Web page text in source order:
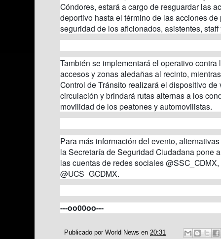
Cóndores, estará a cargo de resguardar las
deportivo hasta el término de las acciones
seguridad de los aficionados, asistentes,
También se implementará el operativo
accesos y zonas aledañas al recinto,
Control de Tránsito realizará el dispositivo
circulación y brindará rutas alternas a los
movilidad de los peatones y automovilistas.
Para más información del evento,
la Secretaría de Seguridad Ciudadana pone
las cuentas de redes sociales
@UCS_GCDMX.
---oo00oo---
Publicado por World News en 20:31